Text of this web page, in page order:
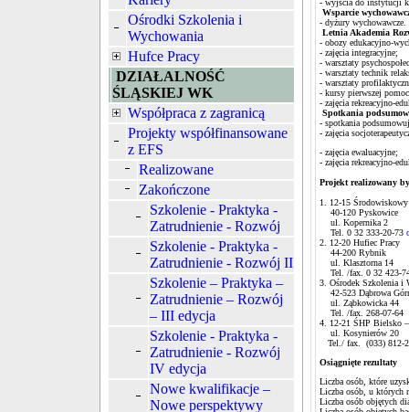
Ośrodki Szkolenia i
Wychowania
Hufce Pracy
DZIAŁALNOŚĆ
ŚLĄSKIEJ WK
Współpraca z zagranicą
Projekty współfinansowane
z EFS
Realizowane
Zakończone
Szkolenie - Praktyka -
Zatrudnienie - Rozwój
Szkolenie - Praktyka -
Zatrudnienie - Rozwój II
Szkolenie – Praktyka –
Zatrudnienie – Rozwój
– III edycja
Szkolenie - Praktyka -
Zatrudnienie - Rozwój
IV edycja
Nowe kwalifikacje –
Nowe perspektywy
- wyjścia do instytucji
Wsparcie
- dyżury wychowawcze.
Letnia Akademia
- obozy edukacyjno-
- zajęcia integracyjne;
- warsztaty
- warsztaty technik
- warsztaty
- kursy pierwszej
- zajęcia rekreacyjno-
Spotkania
- spotkania
- zajęcia
- zajęcia ewaluacyjne;
- zajęcia rekreacyjno-
Projekt realizowany
1. 12-15
40-120 Pyskowice
ul. Kopernika 2
Tel. 0 32 333-20-73
2. 12-20 Hufiec Pracy
44-200 Rybnik
ul. Klasztorna 14
Tel. /fax. 0 32 423-
3. Ośrodek Szkolenia i
42-523 Dąbrowa
ul. Ząbkowicka 44
Tel. /fax. 268-07-64
4. 12-21 ŚHP Bielsko –
ul. Kosynierów 20
Tel./ fax. (033) 812-
Osiągnięte rezultaty
Liczba osób, które
Liczba osób, u których
Liczba osób objętych